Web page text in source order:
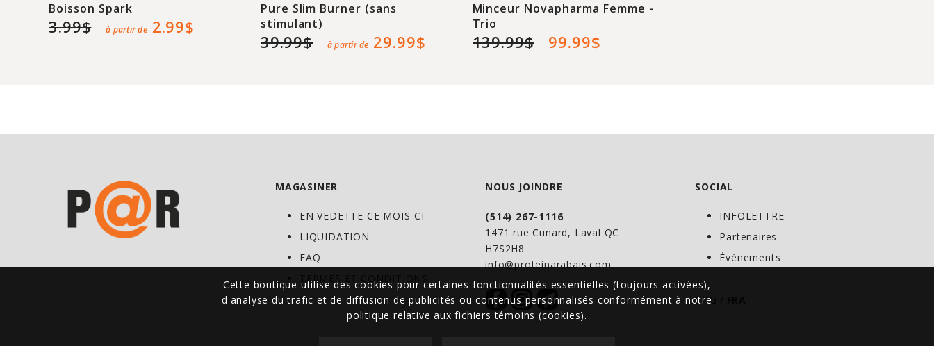
Cette boutique utilise des cookies pour certaines fonctionnalités essentielles (toujours activées),
d'analyse du trafic et de diffusion de publicités ou contenus personnalisés conformément à notre
politique relative aux fichiers témoins (cookies).
Boisson Spark
3.99$ à partir de2.99$
Pure Slim Burner (sans
stimulant)
39.99$ à partir de 29.99$
Minceur Novapharma Femme -
Trio
139.99$ 99.99$
MAGASINER
EN VEDETTE CE MOIS-CI
LIQUIDATION
FAQ
TERMES ET CONDITIONS
NOUS JOINDRE
(514) 267-1116
1471 rue Cunard, Laval QC
H7S2H8
info@proteinarabais.com
SOCIAL
INFOLETTRE
Partenaires
Événements
ENG